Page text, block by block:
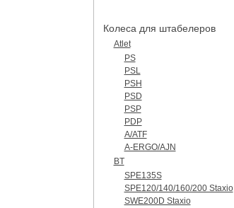
Колеса для штабелеров
Atlet
PS
PSL
PSH
PSD
PSP
PDP
A/ATF
A-ERGO/AJN
BT
SPE135S
SPE120/140/160/200 Staxio
SWE200D Staxio